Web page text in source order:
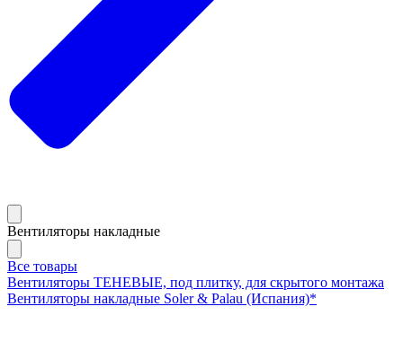
Вентиляторы накладные
Все товары
Вентиляторы ТЕНЕВЫЕ, под плитку, для скрытого монтажа
Вентиляторы накладные Soler & Palau (Испания)*